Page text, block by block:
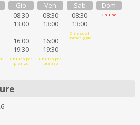
Gio
08:30
13:00
-
16:00
19:30
Chiuso per
pranzo
Ven
08:30
13:00
-
16:00
19:30
Chiuso per
pranzo
Sab
08:30
13:00
Chiuso al
pomeriggio
Dom
Chiuso